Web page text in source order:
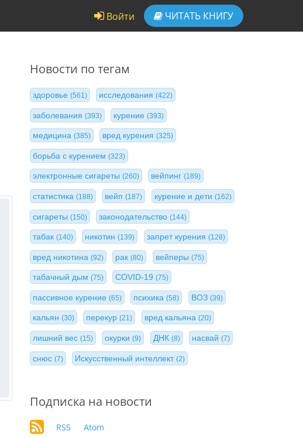
Войти ЧИТАТЬ КНИГУ
Новости по тегам
здоровье (561) исследования(422)
заболевания (393) курение(393)
медицина (385) вред курения(325)
борьба с курением (323)
электронные сигареты (260) вейпинг(189)
статистика (188) вейп(187) курение и дети (162)
сигареты (150) законодательство(144)
табак (140) никотин(139) запрет курения (128)
вред никотина (92) рак(80) вейперы (75)
табачный дым (75) COVID-19(75)
пассивное курение (65) психика(58) ВОЗ (39)
кальян (30) перекур(21) вред кальяна (20)
лишний вес (15) окурки(9) ДНК (8) насвай(7)
снюс (7) Искусственный интеллект(2)
Подписка на новости
RSS Atom